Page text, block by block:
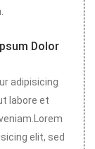
Dolor
adipisicing
labore et
elit, sed